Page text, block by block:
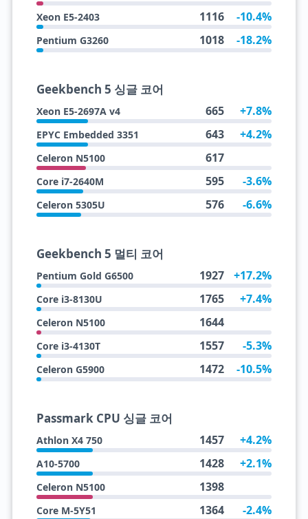
Xeon E5-2403 1116 -10.4%
Pentium G3260 1018 -18.2%
Geekbench 5 싱글 코어
Xeon E5-2697A v4 665 +7.8%
EPYC Embedded 3351 643 +4.2%
Celeron N5100 617
Core i7-2640M 595 -3.6%
Celeron 5305U 576 -6.6%
Geekbench 5 멀티 코어
Pentium Gold G6500 1927 +17.2%
Core i3-8130U 1765 +7.4%
Celeron N5100 1644
Core i3-4130T 1557 -5.3%
Celeron G5900 1472 -10.5%
Passmark CPU 싱글 코어
Athlon X4 750 1457 +4.2%
A10-5700 1428 +2.1%
Celeron N5100 1398
Core M-5Y51 1364 -2.4%